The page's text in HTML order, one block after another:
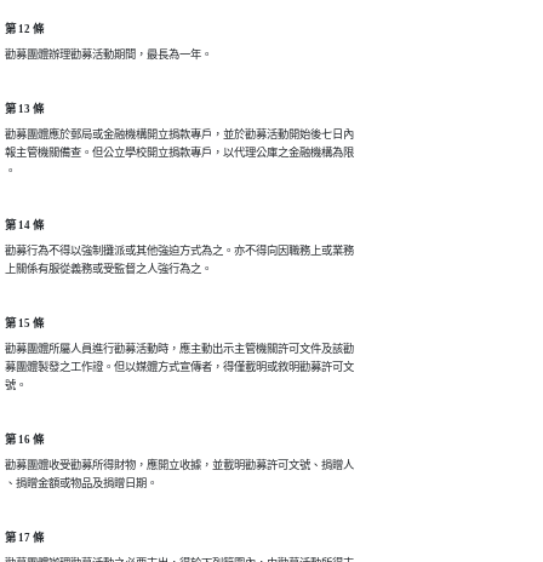
第 12 條
勸募團體辦理勸募活動期間，最長為一年。
第 13 條
勸募團體應於郵局或金融機構開立捐款專戶，並於勸募活動開始後七日內
報主管機關備查。但公立學校開立捐款專戶，以代理公庫之金融機構為限
。
第 14 條
勸募行為不得以強制攤派或其他強迫方式為之。亦不得向因職務上或業務
上關係有服從義務或受監督之人強行為之。
第 15 條
勸募團體所屬人員進行勸募活動時，應主動出示主管機關許可文件及該勸
募團體製發之工作證。但以媒體方式宣傳者，得僅載明或敘明勸募許可文
號。
第 16 條
勸募團體收受勸募所得財物，應開立收據，並載明勸募許可文號、捐贈人
、捐贈金額或物品及捐贈日期。
第 17 條